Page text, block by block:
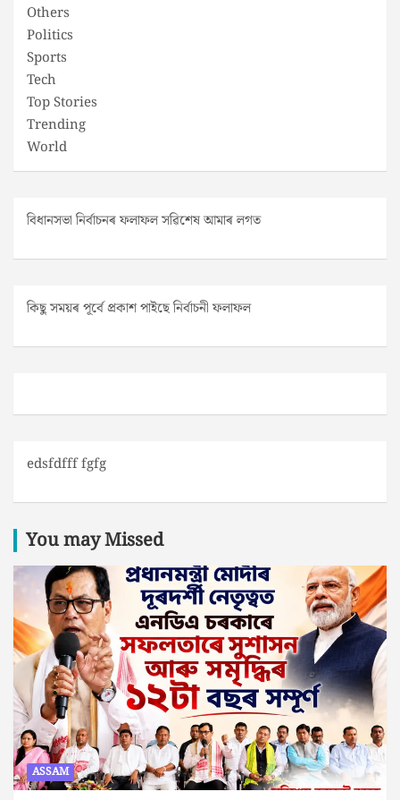
Others
Politics
Sports
Tech
Top Stories
Trending
World
বিধানসভা নিৰ্বাচনৰ ফলাফল সৱিশেষ আমাৰ লগত
কিছু সময়ৰ পূৰ্বে প্ৰকাশ পাইছে নিৰ্বাচনী ফলাফল
edsfdfff fgfg
You may Missed
ASSAM